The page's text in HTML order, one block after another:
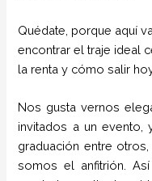
Quédate, porque aquí
encontrar el traje ideal
la renta y cómo salir
Nos gusta vernos
invitados a un evento,
graduación entre
somos el anfitrión.